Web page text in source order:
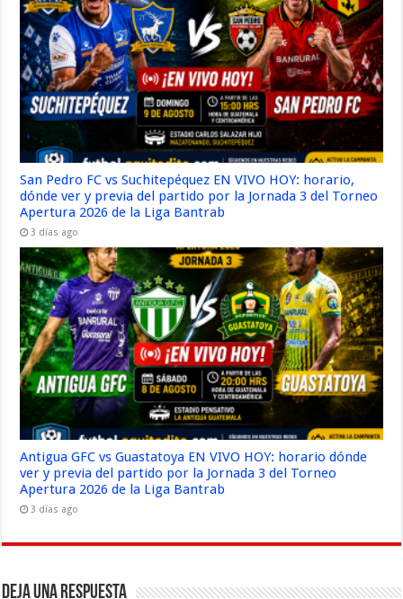
San Pedro FC vs Suchitepéquez EN VIVO HOY: horario,
dónde ver y previa del partido por la Jornada 3 del Torneo
Apertura 2026 de la Liga Bantrab
3 días ago
Antigua GFC vs Guastatoya EN VIVO HOY: horario dónde
ver y previa del partido por la Jornada 3 del Torneo
Apertura 2026 de la Liga Bantrab
3 días ago
Deja una respuesta